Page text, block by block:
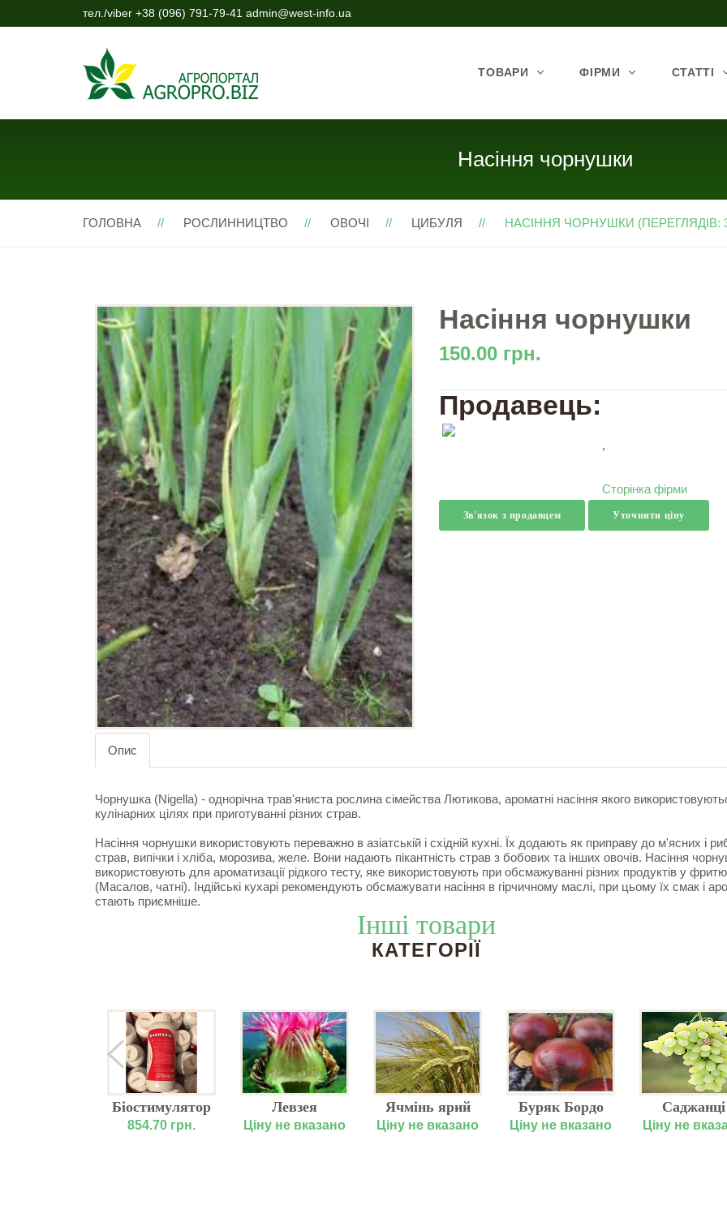
тел./viber +38 (096) 791-79-41 admin@west-info.ua
ТОВАРИ ФІРМИ СТАТТІ
Насіння чорнушки
ГОЛОВНА РОСЛИННИЦТВО ОВОЧІ ЦИБУЛЯ НАСІННЯ ЧОРНУШКИ (ПЕРЕГЛЯДІВ:
Насіння чорнушки
150.00 грн.
Продавець:
,
Сторінка фірми
Зв'язок з продавцем Уточнити ціну
Опис
Чорнушка (Nigella) - однорічна трав'яниста рослина сімейства Лютикова, ароматні насіння якого
кулінарних цілях при приготуванні різних страв.
Насіння чорнушки використовують переважно в азіатській і східній кухні. Їх додають як приправу до м'ясних і
страв, випічки і хліба, морозива, желе. Вони надають пікантність страв з бобових та інших овочів. Насіння
використовують для ароматизації рідкого тесту, яке використовують при обсмажуванні різних продуктів у
(Масалов, чатні). Індійські кухарі рекомендують обсмажувати насіння в гірчичному маслі, при цьому їх смак і
стають приємніше.
Інші товари
КАТЕГОРІЇ
Біостимулятор
росту кореневої
854.70 грн.
Левзея
сафлоровидна
Ціну не вказано
Ячмінь ярий
Толар
Ціну не вказано
Буряк Бордо
Ціну не вказано
Саджанці
винограду
Ціну не